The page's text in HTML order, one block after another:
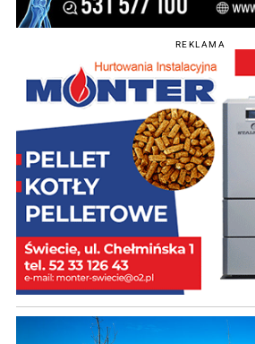
REKLAMA